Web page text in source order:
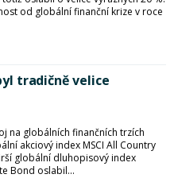
od globální finanční krize v roce
tradičně velice
na globálních finančních trzích
akciový index MSCI All Country
globální dluhopisový index
Bond oslabil...